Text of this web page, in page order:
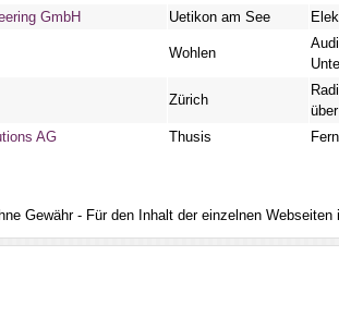
GmbH
Uetikon am See
Wohlen
Zürich
AG
Thusis
- Für den Inhalt der einzelnen Webseiten